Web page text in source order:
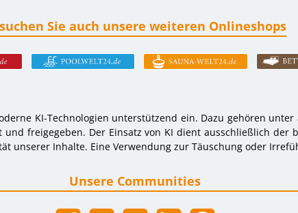
Sie auch unsere weiteren Onlineshops
KI-Technologien unterstützend ein. Dazu gehören
freigegeben. Der Einsatz von KI dient ausschließlich der
unserer Inhalte. Eine Verwendung zur Täuschung oder
Unsere Communities